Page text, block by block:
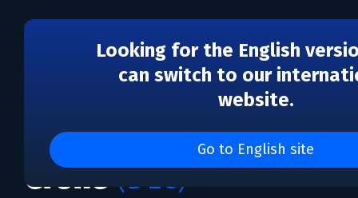
Looking for the English
can switch to our
website.
Go to English site
Graveyard Keeper -
Crone(DLC)
DLC